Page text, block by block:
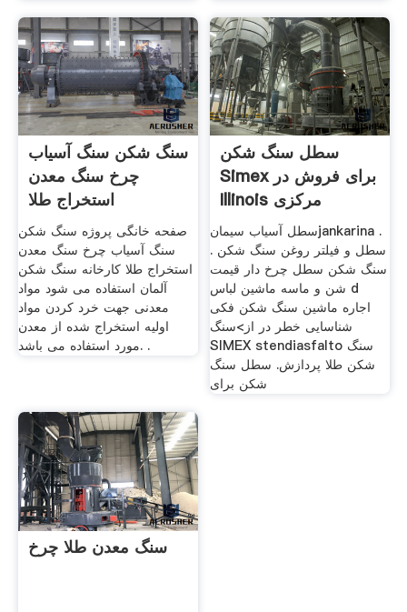
سنگ شکن سنگ آسیاب
چرخ سنگ معدن
استخراج طلا
صفحه خانگی پروژه سنگ شکن
سنگ آسیاب چرخ سنگ معدن
استخراج طلا کارخانه سنگ شکن
آلمان استفاده می شود مواد
معدنی جهت خرد کردن مواد
اولیه استخراج شده از معدن
مورد استفاده می باشد. .
سطل سنگ شکن
Simex برای فروش در
Illinois مرکزی
سطل آسیاب سیمانjankarina .
سطل و فیلتر روغن سنگ شکن .
سنگ شکن سطل چرخ دار قیمت
شن و ماسه ماشین لباس d
اجاره ماشین سنگ شکن فکی
شناسایی خطر در از>سنگ
SIMEX stendiasfalto سنگ
شکن طلا پردازش. سطل سنگ
شکن برای
سنگ معدن طلا چرخ